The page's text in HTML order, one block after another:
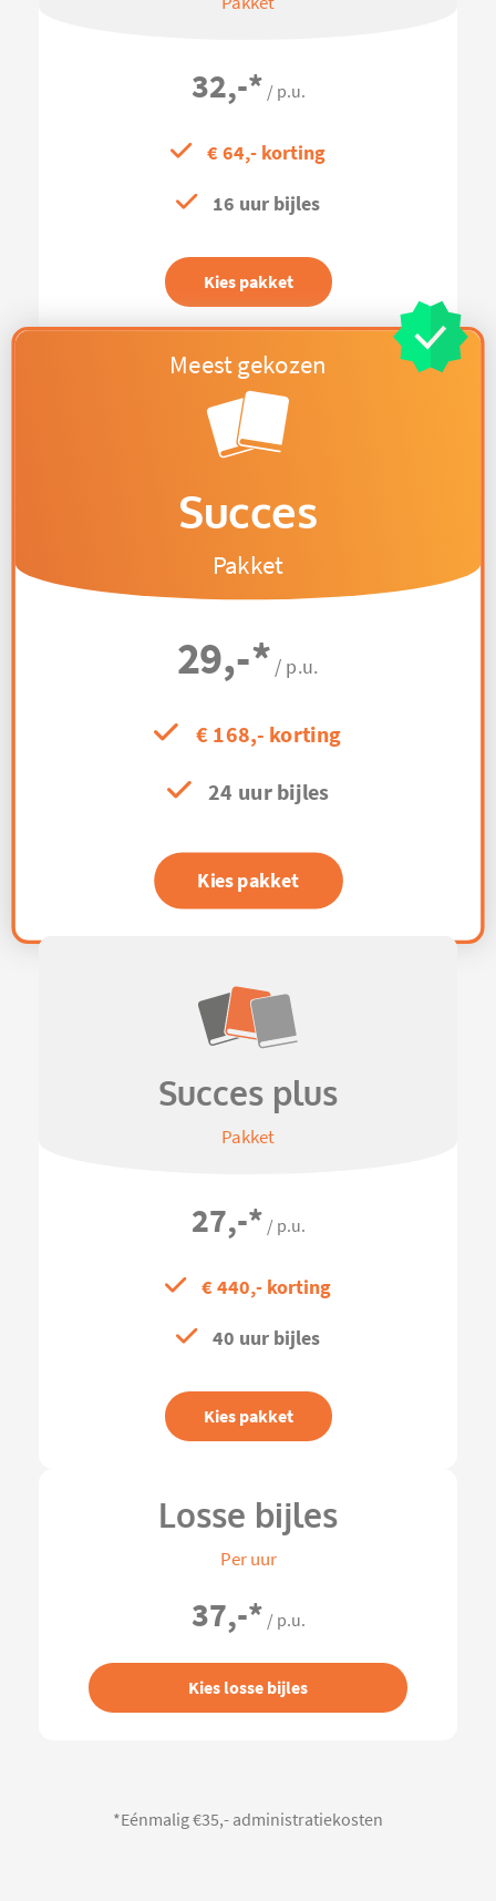
32,-* / p.u.
€ 64,- korting
16 uur bijles
Kies pakket
Succes
Pakket
29,-* / p.u.
€ 168,- korting
24 uur bijles
Kies pakket
Succes plus
Pakket
27,-* / p.u.
€ 440,- korting
40 uur bijles
Kies pakket
Losse bijles
Per uur
37,-* / p.u.
Kies losse bijles
*Eénmalig €35,- administratiekosten